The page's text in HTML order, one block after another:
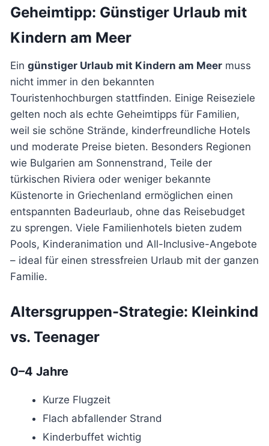
Geheimtipp: Günstiger Urlaub mit
Kindern am Meer
Ein günstiger Urlaub mit Kindern am Meer muss
nicht immer in den bekannten
Touristenhochburgen stattfinden. Einige Reiseziele
gelten noch als echte Geheimtipps für Familien,
weil sie schöne Strände, kinderfreundliche Hotels
und moderate Preise bieten. Besonders Regionen
wie Bulgarien am Sonnenstrand, Teile der
türkischen Riviera oder weniger bekannte
Küstenorte in Griechenland ermöglichen einen
entspannten Badeurlaub, ohne das Reisebudget
zu sprengen. Viele Familienhotels bieten zudem
Pools, Kinderanimation und All-Inclusive-Angebote
– ideal für einen stressfreien Urlaub mit der ganzen
Familie.
Altersgruppen-Strategie: Kleinkind
vs. Teenager
0–4 Jahre
Kurze Flugzeit
Flach abfallender Strand
Kinderbuffet wichtig